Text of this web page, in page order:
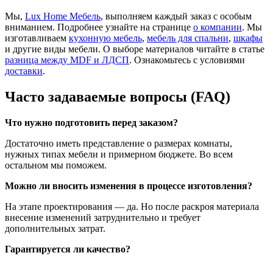
Мы, Lux Home Мебель, выполняем каждый заказ с особым
вниманием. Подробнее узнайте на странице о компании. Мы
изготавливаем кухонную мебель, мебель для спальни, шкафы
и другие виды мебели. О выборе материалов читайте в статье
разница между MDF и ЛДСП. Ознакомьтесь с условиями
доставки.
Часто задаваемые вопросы (FAQ)
Что нужно подготовить перед заказом?
Достаточно иметь представление о размерах комнаты,
нужных типах мебели и примерном бюджете. Во всем
остальном мы поможем.
Можно ли вносить изменения в процессе изготовления?
На этапе проектирования — да. Но после раскроя материала
внесение изменений затруднительно и требует
дополнительных затрат.
Гарантируется ли качество?